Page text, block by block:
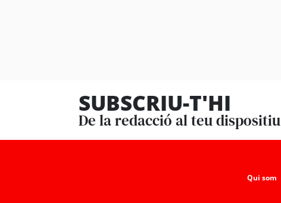
SUBSCRIU-T'HI
De la redacció al teu dispositiu
Qui som